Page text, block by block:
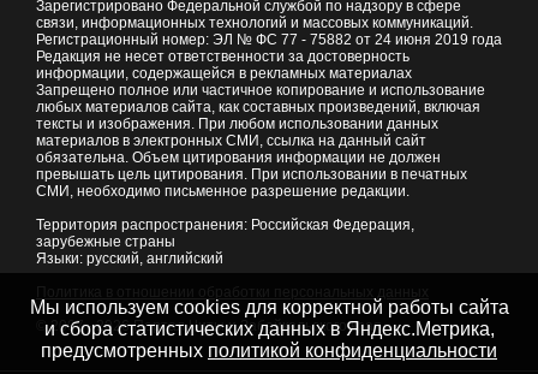
Зарегистрировано Федеральной службой по надзору в сфере
связи, информационных технологий и массовых коммуникаций.
Регистрационный номер: ЭЛ № ФС 77 - 75882 от 24 июня 2019 года
Редакция не несет ответственности за достоверность
информации, содержащейся в рекламных материалах
Запрещено полное или частичное копирование и использование
любых материалов сайта, как составных произведений, включая
тексты и изображения. При любом использовании данных
материалов в электронных СМИ, ссылка на данный сайт
обязательна. Объем цитирования информации не должен
превышать цель цитирования. При использовании в печатных
СМИ, необходимо письменное разрешение редакции.
Территория распространения: Российская Федерация,
зарубежные страны
Языки: русский, английский
© 2007 - 2026Портал Читы и Забайкальского края
Мы используем cookies для корректной работы сайта
и сбора статистических данных в Яндекс.Метрика,
предусмотренных политикой конфиденциальности